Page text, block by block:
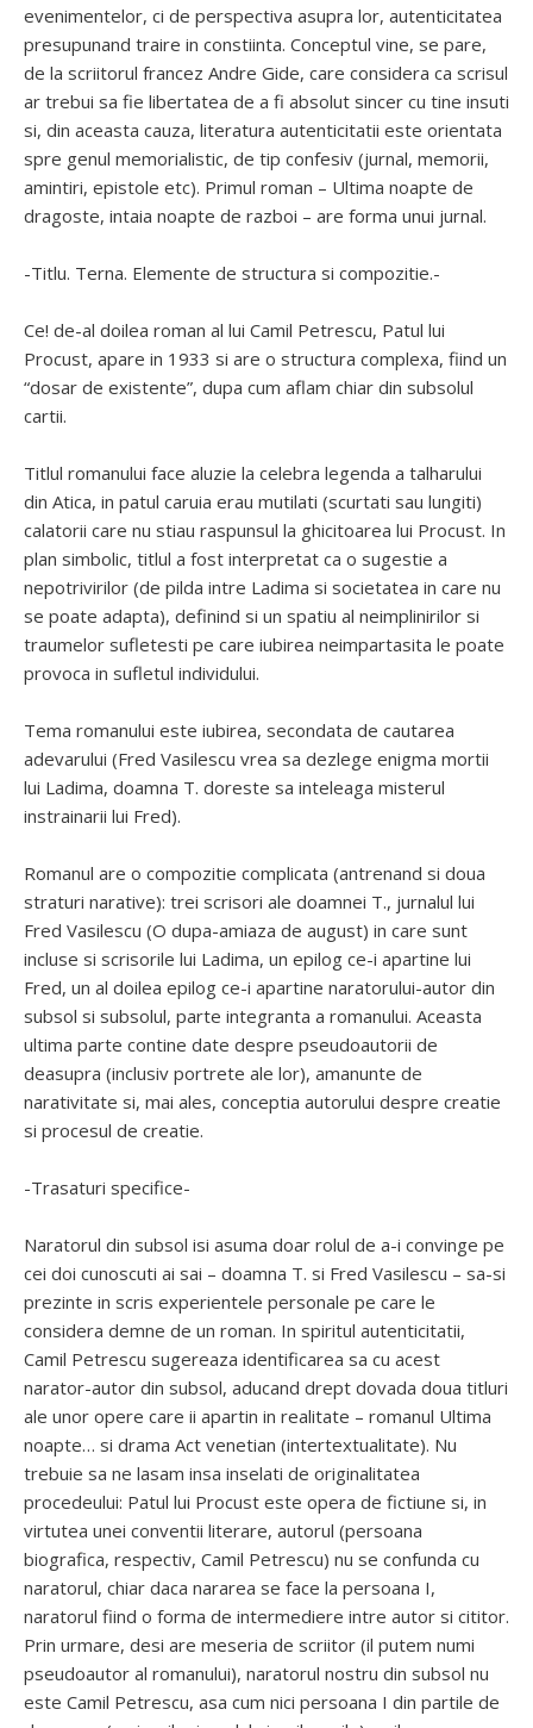
evenimentelor, ci de perspectiva asupra lor, autenticitatea
presupunand traire in constiinta. Conceptul vine, se pare,
de la scriitorul francez Andre Gide, care considera ca scrisul
ar trebui sa fie libertatea de a fi absolut sincer cu tine insuti
si, din aceasta cauza, literatura autenticitatii este orientata
spre genul memorialistic, de tip confesiv (jurnal, memorii,
amintiri, epistole etc). Primul roman – Ultima noapte de
dragoste, intaia noapte de razboi – are forma unui jurnal.
-Titlu. Terna. Elemente de structura si compozitie.-
Ce! de-al doilea roman al lui Camil Petrescu, Patul lui
Procust, apare in 1933 si are o structura complexa, fiind un
“dosar de existente”, dupa cum aflam chiar din subsolul
cartii.
Titlul romanului face aluzie la celebra legenda a talharului
din Atica, in patul caruia erau mutilati (scurtati sau lungiti)
calatorii care nu stiau raspunsul la ghicitoarea lui Procust. In
plan simbolic, titlul a fost interpretat ca o sugestie a
nepotrivirilor (de pilda intre Ladima si societatea in care nu
se poate adapta), definind si un spatiu al neimplinirilor si
traumelor sufletesti pe care iubirea neimpartasita le poate
provoca in sufletul individului.
Tema romanului este iubirea, secondata de cautarea
adevarului (Fred Vasilescu vrea sa dezlege enigma mortii
lui Ladima, doamna T. doreste sa inteleaga misterul
instrainarii lui Fred).
Romanul are o compozitie complicata (antrenand si doua
straturi narative): trei scrisori ale doamnei T., jurnalul lui
Fred Vasilescu (O dupa-amiaza de august) in care sunt
incluse si scrisorile lui Ladima, un epilog ce-i apartine lui
Fred, un al doilea epilog ce-i apartine naratorului-autor din
subsol si subsolul, parte integranta a romanului. Aceasta
ultima parte contine date despre pseudoautorii de
deasupra (inclusiv portrete ale lor), amanunte de
narativitate si, mai ales, conceptia autorului despre creatie
si procesul de creatie.
-Trasaturi specifice-
Naratorul din subsol isi asuma doar rolul de a-i convinge pe
cei doi cunoscuti ai sai – doamna T. si Fred Vasilescu – sa-si
prezinte in scris experientele personale pe care le
considera demne de un roman. In spiritul autenticitatii,
Camil Petrescu sugereaza identificarea sa cu acest
narator-autor din subsol, aducand drept dovada doua titluri
ale unor opere care ii apartin in realitate – romanul Ultima
noapte… si drama Act venetian (intertextualitate). Nu
trebuie sa ne lasam insa inselati de originalitatea
procedeului: Patul lui Procust este opera de fictiune si, in
virtutea unei conventii literare, autorul (persoana
biografica, respectiv, Camil Petrescu) nu se confunda cu
naratorul, chiar daca nararea se face la persoana I,
naratorul fiind o forma de intermediere intre autor si cititor.
Prin urmare, desi are meseria de scriitor (il putem numi
pseudoautor al romanului), naratorul nostru din subsol nu
este Camil Petrescu, asa cum nici persoana I din partile de